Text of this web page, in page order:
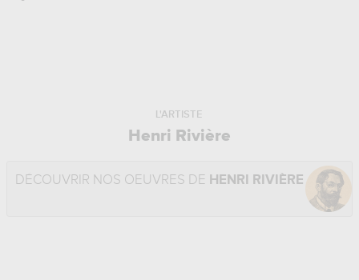
L'ARTISTE
Henri Rivière
DÉCOUVRIR NOS OEUVRES DE HENRI RIVIÈRE